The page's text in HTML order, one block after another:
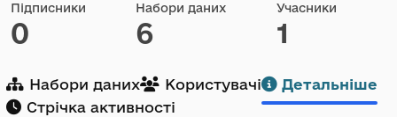
Підписники
0
Набори даних
6
Учасники
1
Набори даних Користувачі
Детальніше
Стрічка активності